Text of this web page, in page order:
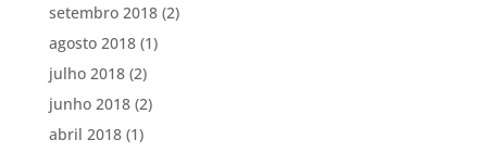
setembro 2018(2)
agosto 2018(1)
julho 2018(2)
junho 2018(2)
abril 2018(1)